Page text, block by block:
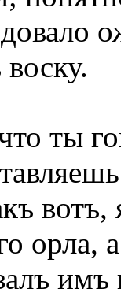
ты
вотъ,
орла,